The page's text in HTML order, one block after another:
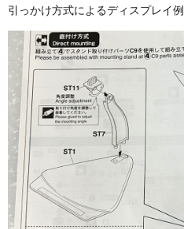
引っかけ方式によるディスプレイ例